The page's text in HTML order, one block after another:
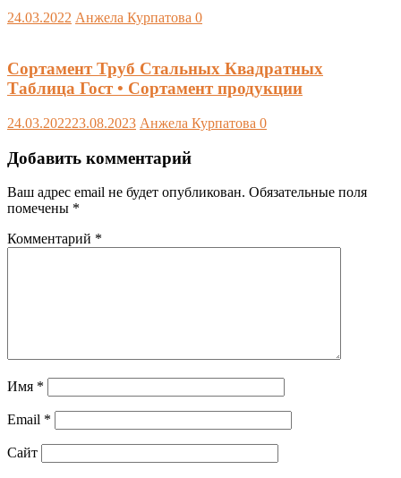
24.03.2022 Анжела Курпатова 0
Сортамент Труб Стальных Квадратных
Таблица Гост • Сортамент продукции
24.03.202223.08.2023 Анжела Курпатова 0
Добавить комментарий
Ваш адрес email не будет опубликован. Обязательные поля
помечены *
Комментарий *
Имя *
Email *
Сайт